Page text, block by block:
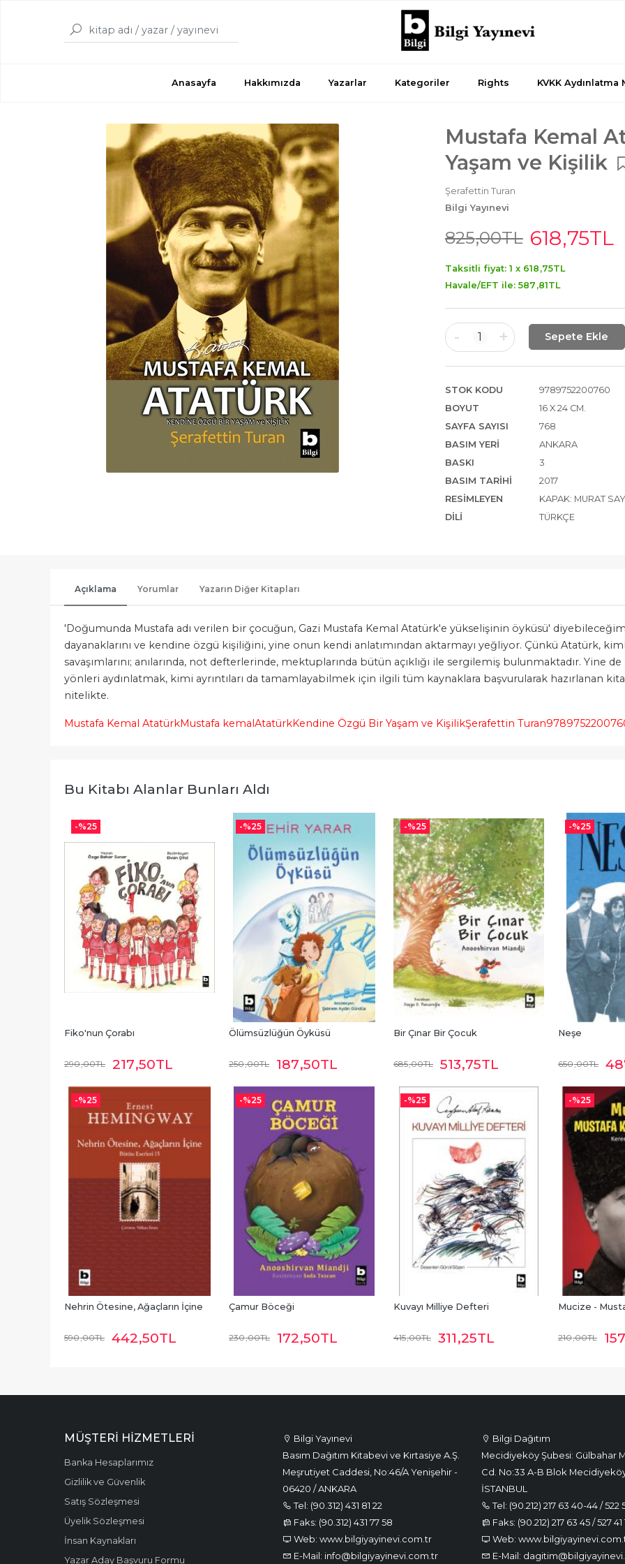
Anasayfa Hakkımızda Yazarlar Kategoriler Rights KVKK Aydınlatma
Mustafa Kemal
Yaşam ve Kişilik
Şerafettin Turan
Bilgi Yayınevi
825,00TL 618,75TL
Taksitli fiyat: 1 x 618 ,75TL
Havale/EFT ile: 587 ,81TL
- 1 + Sepete Ekle
STOK KODU
9789752200760
BOYUT
16 X 24 CM.
SAYFA SAYISI
768
BASIM YERI
ANKARA
BASKI
3
BASIM TARIHI
2017
RESIMLEYEN
KAPAK: MURAT
DILI
TÜRKÇE
Açıklama Yorumlar Yazarın Diğer Kitapları
'Doğumunda Mustafa adı verilen bir çocuğun, Gazi Mustafa Kemal Atatürk'e yükselişinin öyküsü'
dayanaklarını ve kendine özgü kişiliğini, yine onun kendi anlatımından aktarmayı yeğliyor. Çünkü Atatürk,
savaşımlarını; anılarında, not defterlerinde, mektuplarında bütün açıklığı ile sergilemiş bulunmaktadır. Yine
yönleri aydınlatmak, kimi ayrıntıları da tamamlayabilmek için ilgili tüm kaynaklara başvurularak hazırlanan
nitelikte.
Mustafa Kemal AtatürkMustafa kemalAtatürkKendine Özgü Bir Yaşam ve KişilikŞerafettin Turan
Bu Kitabı Alanlar Bunları Aldı
-%25
Fiko'nun Çorabı
290,00TL 217,50TL
-%25
Ölümsüzlüğün Öyküsü
250,00TL 187,50TL
-%25
Bir Çınar Bir Çocuk
685,00TL 513,75TL
-%25
Neşe
650,00TL
-%25
Nehrin Ötesine, Ağaçların İçine
590,00TL 442,50TL
-%25
Çamur Böceği
230,00TL 172,50TL
-%25
Kuvayı Milliye Defteri
415,00TL 311,25TL
-%25
Mucize -
210,00TL 157
Bilgi Yayınevi
Basım Dağıtım Kitabevi ve Kırtasiye A.Ş.
Meşrutiyet Caddesi, No:46/A Yenişehir -
06420 / ANKARA
Tel: (90.312) 431 81 22
Faks: (90.312) 431 77 58
Web: www.bilgiyayinevi.com.tr
E-Mail: info@bilgiyayinevi.com.tr
Bilgi Dağıtım
Mecidiyeköy Şubesi: Gülbahar
Cd. No:33 A-B Blok
İSTANBUL
Tel: (90.212) 217 63 40-44 / 522
Faks: (90.212) 217 63 45 / 527 41
Web:
E-Mail:
MÜŞTERI HIZMETLERI
Banka Hesaplarımız
Gizlilik ve Güvenlik
Satış Sözleşmesi
Üyelik Sözleşmesi
İnsan Kaynakları
Yazar Aday Başvuru Formu